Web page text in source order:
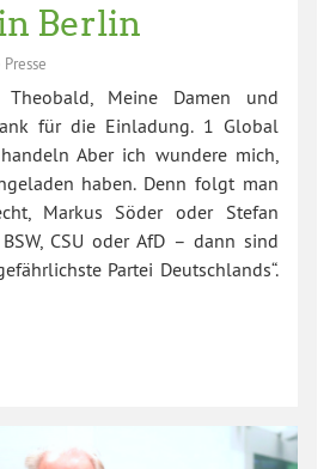
Berlin
Presse
Theobald, Meine Damen und
für die Einladung. 1 Global
Aber ich wundere mich,
haben. Denn folgt man
Markus Söder oder Stefan
CSU oder AfD – dann sind
Partei Deutschlands“.